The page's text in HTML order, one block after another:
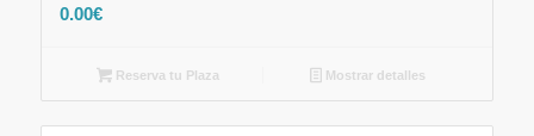
0.00€
Reserva tu Plaza Mostrar detalles